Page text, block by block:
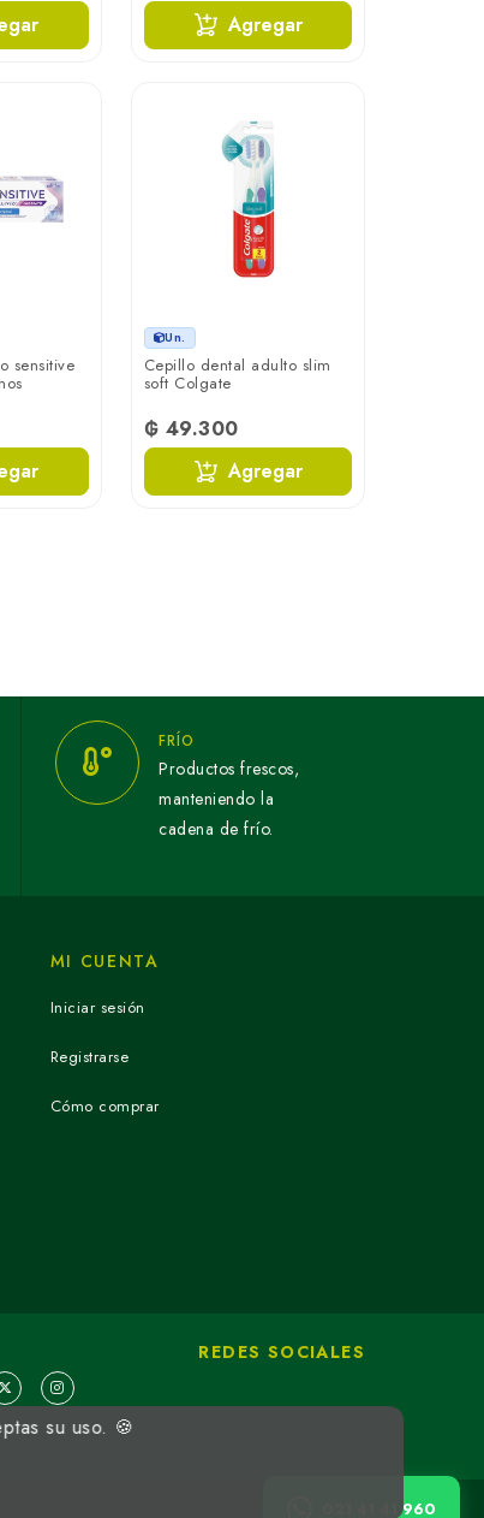
Agregar
sensitive
Un.
Cepillo dental adulto slim
soft Colgate
₲ 49.300
Agregar
FRÍO
Productos frescos,
manteniendo la
cadena de frío.
MI CUENTA
Iniciar sesión
Registrarse
Cómo comprar
REDES SOCIALES
su uso. 🍪
021 41 41 960